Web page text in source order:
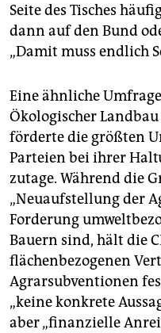
Seite des Tisches
dann auf den Bund
„Damit muss endlich
Eine ähnliche
Ökologischer
förderte die größten
Parteien bei ihrer
zutage. Während die
„Neuaufstellung der
Forderung
Bauern sind, hält die
flächenbezogenen
Agrarsubventionen
„keine konkrete
aber „finanzielle